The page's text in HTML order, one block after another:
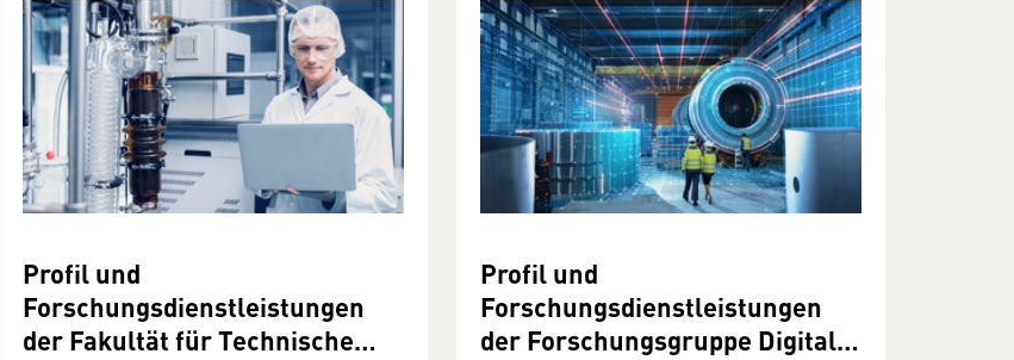
Profil und
Forschungsdienstleistungen
der Fakultät für Technische
Profil und
Forschungsdienstleistungen
der Forschungsgruppe Digitale